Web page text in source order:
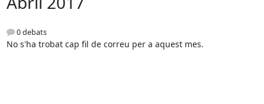
0 debats
No s'ha trobat cap fil de correu per a aquest mes.